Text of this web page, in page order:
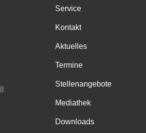
Service
Kontakt
Aktuelles
Termine
Stellenangebote
Mediathek
Downloads